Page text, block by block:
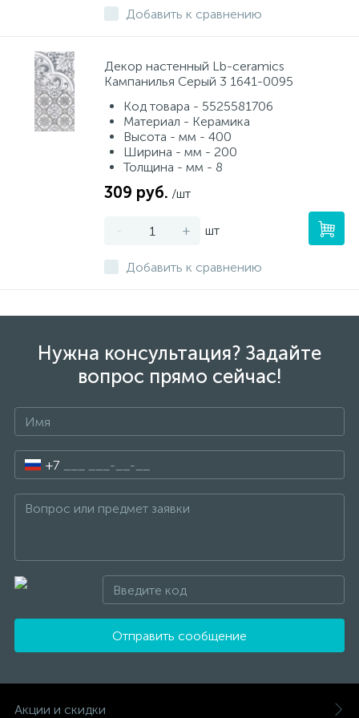
Добавить к сравнению
Декор настенный Lb-ceramics
Кампанилья Серый 3 1641-0095
Код товара - 5525581706
Материал - Керамика
Высота - мм - 400
Ширина - мм - 200
Толщина - мм - 8
309 руб. /шт
- + шт
Добавить к сравнению
Нужна консультация? Задайте
вопрос прямо сейчас!
+7
Отправить сообщение
Акции и скидки